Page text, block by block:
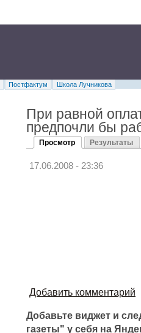
Постфактум
Школа Лучникова
При равной
предпочли бы
Просмотр Результаты
17.06.2008 - 23:36
Добавить комментарий
Добавьте виджет и
газеты" у себя на